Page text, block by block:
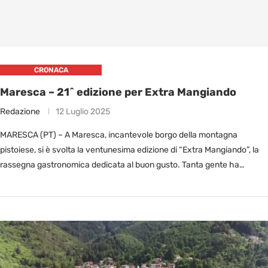
CRONACA
Maresca – 21^ edizione per Extra Mangiando
Redazione 12 Luglio 2025
MARESCA (PT) – A Maresca, incantevole borgo della montagna
pistoiese, si è svolta la ventunesima edizione di “Extra Mangiando”, la
rassegna gastronomica dedicata al buon gusto. Tanta gente ha